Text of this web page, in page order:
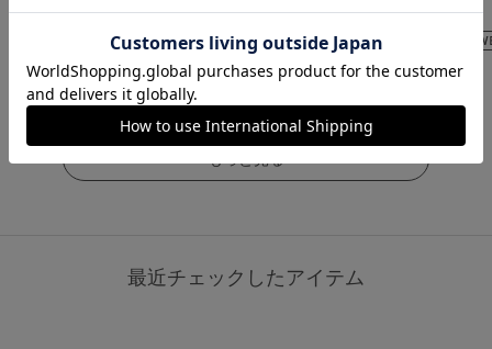
（23件）
￥473 (税込)
4.5
（80件）
（13件）
￥1,210 (税込)
もっと見る
最近チェックしたアイテム